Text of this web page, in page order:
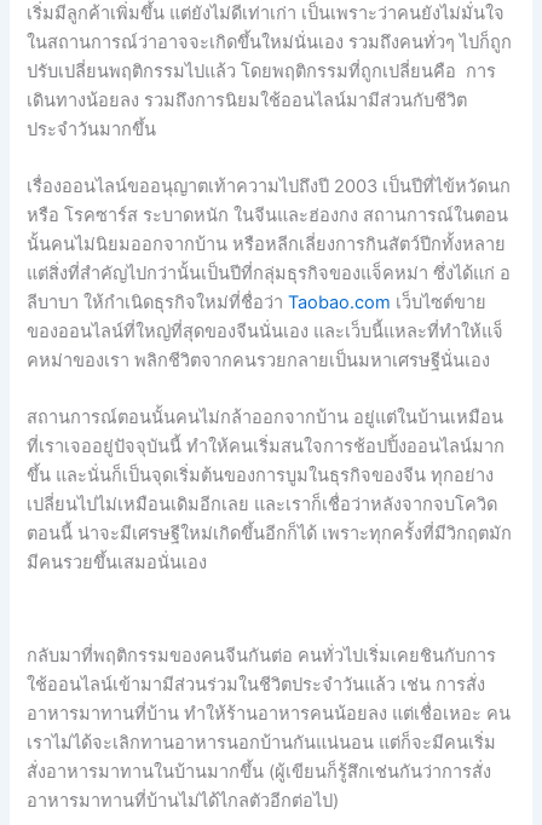
เริ่มมีลูกค้าเพิ่มขึ้น แต่ยังไม่ดีเท่าเก่า เป็นเพราะว่าคนยังไม่มั่นใจ
ในสถานการณ์ว่าอาจจะเกิดขึ้นใหม่นั่นเอง รวมถึงคนทั่วๆ ไปก็ถูก
ปรับเปลี่ยนพฤติกรรมไปแล้ว โดยพฤติกรรมที่ถูกเปลี่ยนคือ การ
เดินทางน้อยลง รวมถึงการนิยมใช้ออนไลน์มามีส่วนกับชีวิต
ประจำวันมากขึ้น
เรื่องออนไลน์ขออนุญาตเท้าความไปถึงปี 2003 เป็นปีที่ไข้หวัดนก
หรือ โรคซาร์ส ระบาดหนัก ในจีนและฮ่องกง สถานการณ์ในตอน
นั้นคนไม่นิยมออกจากบ้าน หรือหลีกเลี่ยงการกินสัตว์ปีกทั้งหลาย
แต่สิ่งที่สำคัญไปกว่านั้นเป็นปีที่กลุ่มธุรกิจของแจ็คหม่า ซึ่งได้แก่ อ
ลีบาบา ให้กำเนิดธุรกิจใหม่ที่ชื่อว่า Taobao.com เว็บไซต์ขาย
ของออนไลน์ที่ใหญ่ที่สุดของจีนนั่นเอง และเว็บนี้แหละที่ทำให้แจ็
คหม่าของเรา พลิกชีวิตจากคนรวยกลายเป็นมหาเศรษฐีนั่นเอง
สถานการณ์ตอนนั้นคนไม่กล้าออกจากบ้าน อยู่แต่ในบ้านเหมือน
ที่เราเจออยู่ปัจจุบันนี้ ทำให้คนเริ่มสนใจการช้อปปิ้งออนไลน์มาก
ขึ้น และนั่นก็เป็นจุดเริ่มต้นของการบูมในธุรกิจของจีน ทุกอย่าง
เปลี่ยนไปไม่เหมือนเดิมอีกเลย และเราก็เชื่อว่าหลังจากจบโควิด
ตอนนี้ น่าจะมีเศรษฐีใหม่เกิดขึ้นอีกก็ได้ เพราะทุกครั้งที่มีวิกฤตมัก
มีคนรวยขึ้นเสมอนั่นเอง
กลับมาที่พฤติกรรมของคนจีนกันต่อ คนทั่วไปเริ่มเคยชินกับการ
ใช้ออนไลน์เข้ามามีส่วนร่วมในชีวิตประจำวันแล้ว เช่น การสั่ง
อาหารมาทานที่บ้าน ทำให้ร้านอาหารคนน้อยลง แต่เชื่อเหอะ คน
เราไม่ได้จะเลิกทานอาหารนอกบ้านกันแน่นอน แต่ก็จะมีคนเริ่ม
สั่งอาหารมาทานในบ้านมากขึ้น (ผู้เขียนก็รู้สึกเช่นกันว่าการสั่ง
อาหารมาทานที่บ้านไม่ได้ไกลตัวอีกต่อไป)